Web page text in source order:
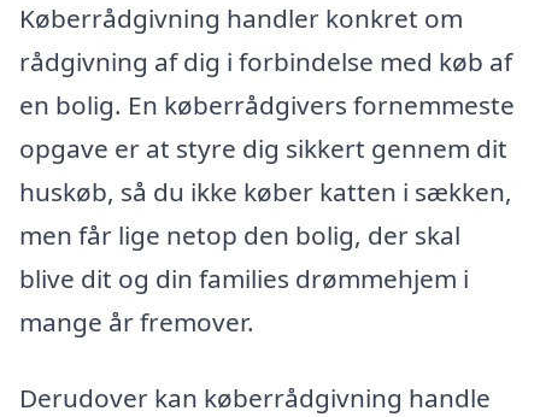
Køberrådgivning handler konkret om
rådgivning af dig i forbindelse med køb af
en bolig. En køberrådgivers fornemmeste
opgave er at styre dig sikkert gennem dit
huskøb, så du ikke køber katten i sækken,
men får lige netop den bolig, der skal
blive dit og din families drømmehjem i
mange år fremover.
Derudover kan køberrådgivning handle